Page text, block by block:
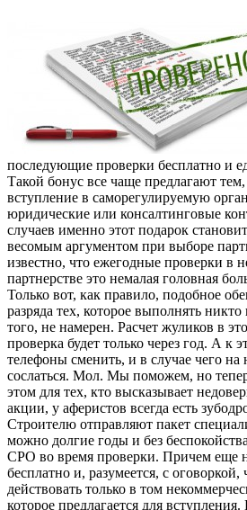
последующие проверки бесплатно и
Такой бонус все чаще предлагают
вступление в саморегулируемую
юридические или консалтинговые
случаев именно этот подарок
весомым аргументом при выборе
известно, что ежегодные проверки в
партнерстве это немалая головная
Только вот, как правило, подобное
разряда тех, которое выполнять
того, не намерен. Расчет жуликов в
проверка будет только через год. А к
телефоны сменить, и в случае чего на
сослаться. Мол. Мы поможем, но
этом для тех, кто высказывает
акции, у аферистов всегда есть
Строителю отправляют пакет
можно долгие годы и без
СРО во время проверки. Причем еще
бесплатно и, разумеется, с оговоркой,
действовать только в том
которое предлагается для